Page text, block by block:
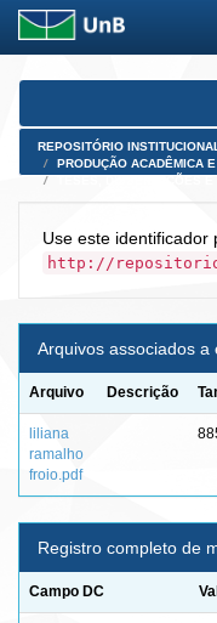
Skip
REPOSITÓRIO
PRODUÇÃO ACADÊMICA
Use este identificador
http://
Arquivos associados a
Arquivo Descrição
liliana
ramalho
froio.pdf
Registro completo de
Campo DC